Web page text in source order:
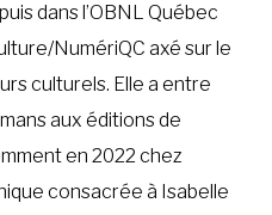
dans l’OBNL Québec
NumériQC axé sur le
culturels. Elle a entre
aux éditions de
en 2022 chez
consacrée à Isabelle